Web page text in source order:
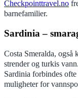
Checkpointtravel.no
barnefamilier.
Sardinia –
Costa Smeralda, også
strender og turkis
Sardinia forbindes
muligheter for